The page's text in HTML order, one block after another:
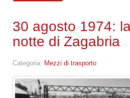
30 agosto 1974:
notte di Zagabria
Categoria: Mezzi di trasporto